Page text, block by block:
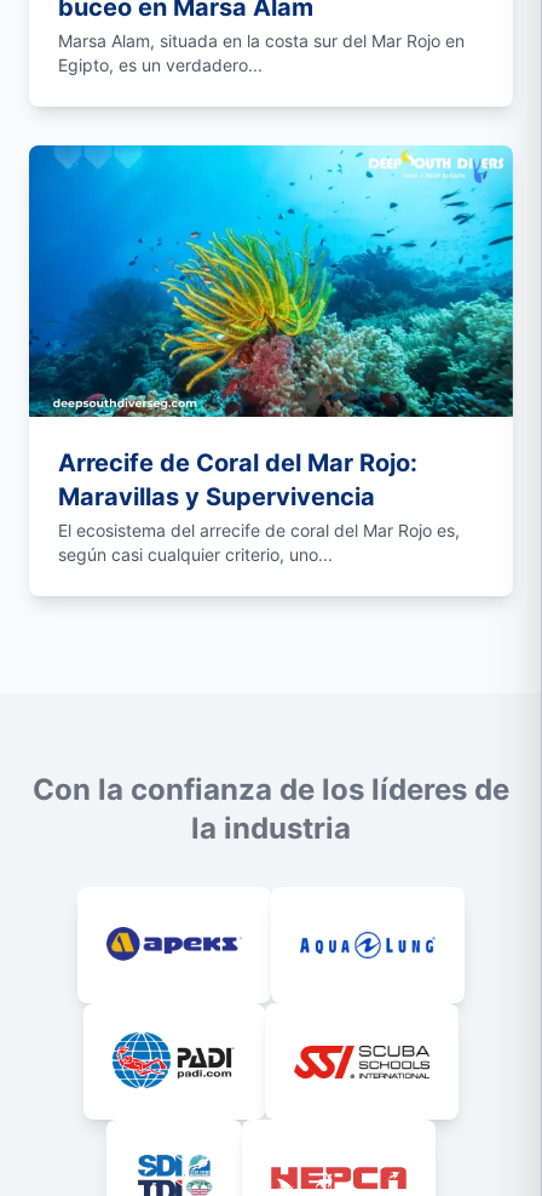
buceo en Marsa Alam
Marsa Alam, situada en la costa sur del Mar Rojo en
Egipto, es un verdadero...
Arrecife de Coral del Mar Rojo:
Maravillas y Supervivencia
El ecosistema del arrecife de coral del Mar Rojo es,
según casi cualquier criterio, uno...
Con la confianza de los líderes de
la industria